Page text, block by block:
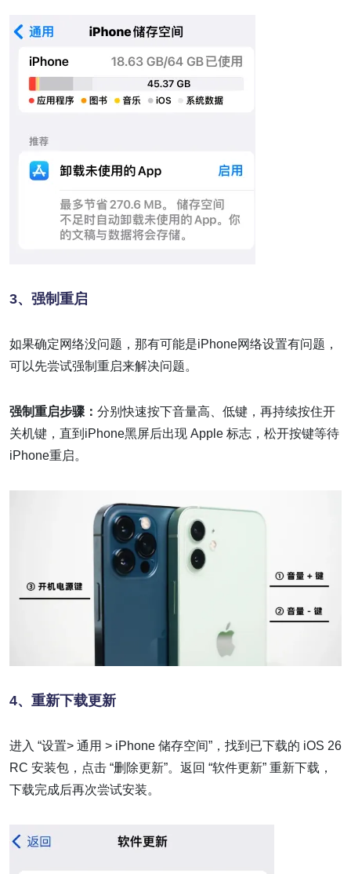
3、 强制重启
如果确定网络没问题，那有可能是iPhone网络设置有问题，
可以先尝试强制重启来解决问题。
强制重启步骤： 分别快速按下音量高、低键，再持续按住开
关机键，直到iPhone黑屏后出现 Apple 标志，松开按键等待
iPhone重启。
4、 重新下载更新
进入 “设置> 通用 > iPhone 储存空间”，找到已下载的 iOS 26
RC 安装包，点击 “删除更新”。返回 “软件更新” 重新下载，
下载完成后再次尝试安装。